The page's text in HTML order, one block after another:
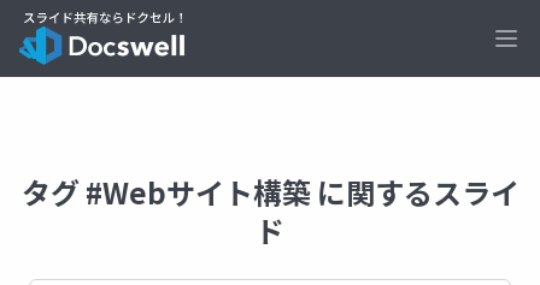
タグ #Webサイト構築 に関するスライ
ド